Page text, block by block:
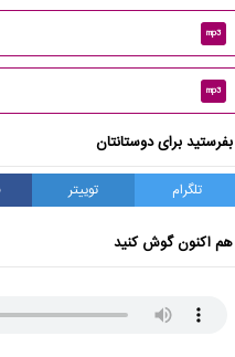
mp3
mp3
بفرستید برای دوستانتان
تلگرام توییتر
هم اکنون گوش کنید